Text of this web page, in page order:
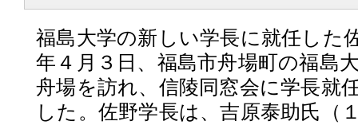
福島大学の新しい学長に就任した
年４月３日、福島市舟場町の福島
舟場を訪れ、信陵同窓会に学長就
した。佐野学長は、吉原泰助氏（